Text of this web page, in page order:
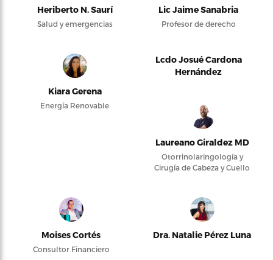
Heriberto N. Saurí
Salud y emergencias
Lic Jaime Sanabria
Profesor de derecho
Kiara Gerena
Energía Renovable
Lcdo Josué Cardona
Hernández
Laureano Giraldez MD
Otorrinolaringología y
Cirugía de Cabeza y Cuello
Moises Cortés
Consultor Financiero
Dra. Natalie Pérez Luna